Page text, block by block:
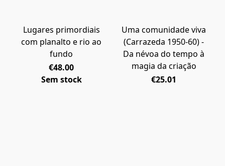
Lugares primordiais
com planalto e rio ao
fundo
€48.00
Sem stock
Uma comunidade viva
(Carrazeda 1950-60) -
Da névoa do tempo à
magia da criação
€25.01